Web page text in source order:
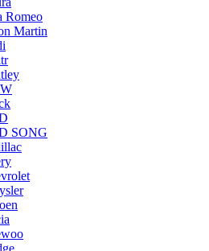
Romeo
Martin
SONG